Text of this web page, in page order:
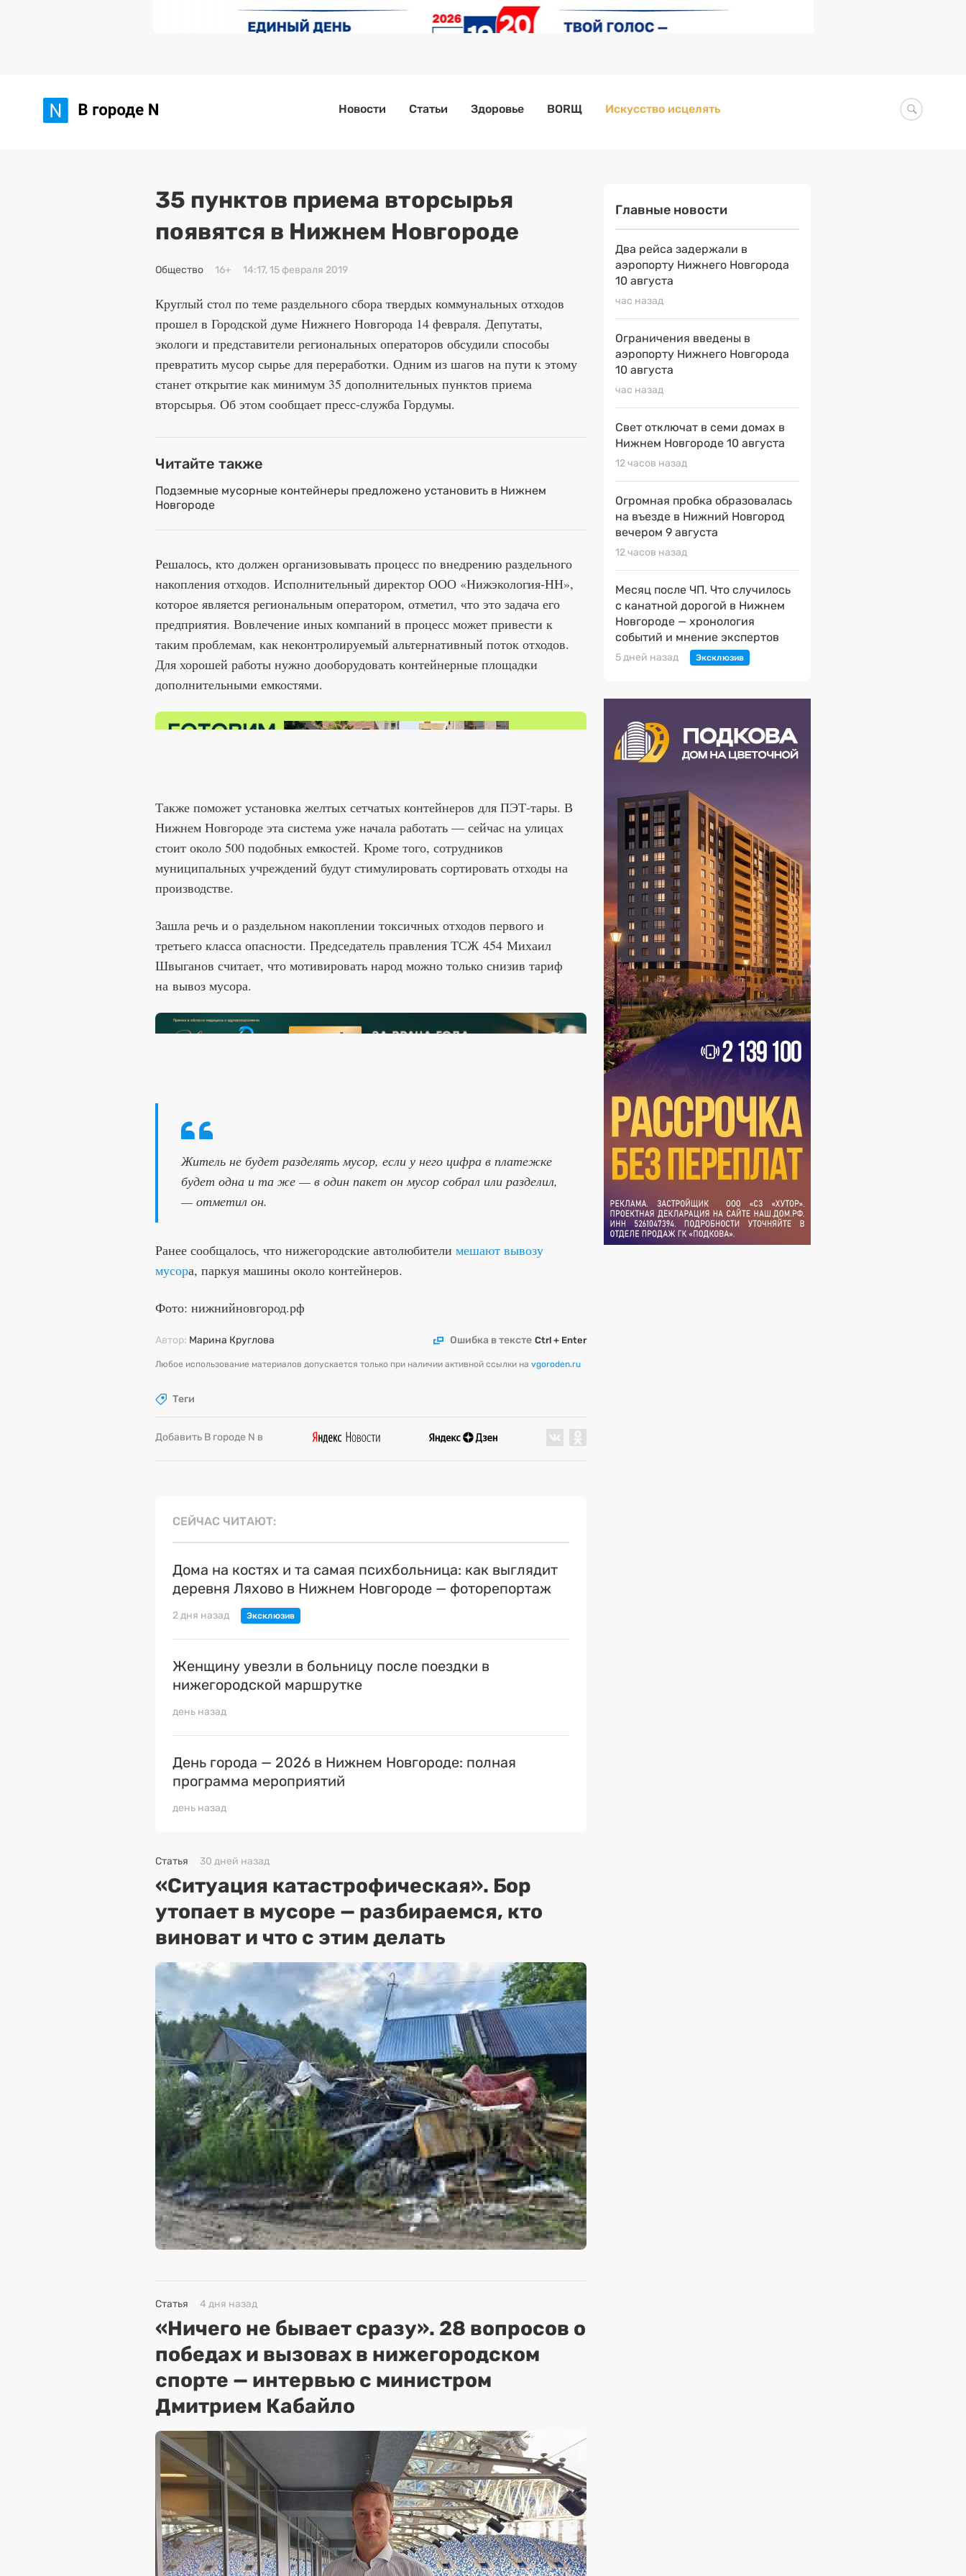
Новости Статьи Здоровье BORЩ Искусство исцелять
35 пунктов приема вторсырья
появятся в Нижнем Новгороде
Общество 16+ 14:17, 15 февраля 2019
Круглый стол по теме раздельного сбора твердых коммунальных отходов
прошел в Городской думе Нижнего Новгорода 14 февраля. Депутаты,
экологи и представители региональных операторов обсудили способы
превратить мусор сырье для переработки. Одним из шагов на пути к этому
станет открытие как минимум 35 дополнительных пунктов приема
вторсырья. Об этом сообщает пресс-служба Гордумы.
Читайте также
Подземные мусорные контейнеры предложено установить в Нижнем
Новгороде
Решалось, кто должен организовывать процесс по внедрению раздельного
накопления отходов. Исполнительный директор ООО «Нижэкология-НН»,
которое является региональным оператором, отметил, что это задача его
предприятия. Вовлечение иных компаний в процесс может привести к
таким проблемам, как неконтролируемый альтернативный поток отходов.
Для хорошей работы нужно дооборудовать контейнерные площадки
дополнительными емкостями.
Также поможет установка желтых сетчатых контейнеров для ПЭТ-тары. В
Нижнем Новгороде эта система уже начала работать — сейчас на улицах
стоит около 500 подобных емкостей. Кроме того, сотрудников
муниципальных учреждений будут стимулировать сортировать отходы на
производстве.
Зашла речь и о раздельном накоплении токсичных отходов первого и
третьего класса опасности. Председатель правления ТСЖ 454 Михаил
Швыганов считает, что мотивировать народ можно только снизив тариф
на вывоз мусора.
Житель не будет разделять мусор, если у него цифра в платежке
будет одна и та же — в один пакет он мусор собрал или разделил,
— отметил он.
Ранее сообщалось, что нижегородские автолюбители мешают вывозу
мусора, паркуя машины около контейнеров.
Фото: нижнийновгород.рф
Автор: Марина Круглова Ошибка в тексте Ctrl + Enter
Любое использование материалов допускается только при наличии активной ссылки на vgoroden.ru
Теги
Добавить В городе N в
СЕЙЧАС ЧИТАЮТ
Дома на костях и та самая психбольница: как выглядит
деревня Ляхово в Нижнем Новгороде — фоторепортаж
2 дня назад
Женщину увезли в больницу после поездки в
нижегородской маршрутке
день назад
День города — 2026 в Нижнем Новгороде: полная
программа мероприятий
день назад
Статья 30 дней назад
«Ситуация катастрофическая». Бор
утопает в мусоре — разбираемся, кто
виноват и что с этим делать
Статья 4 дня назад
«Ничего не бывает сразу». 28 вопросов о
победах и вызовах в нижегородском
спорте — интервью с министром
Дмитрием Кабайло
Главные новости
Два рейса задержали в
аэропорту Нижнего Новгорода
10 августа
час назад
Ограничения введены в
аэропорту Нижнего Новгорода
10 августа
час назад
Свет отключат в семи домах в
Нижнем Новгороде 10 августа
12 часов назад
Огромная пробка образовалась
на въезде в Нижний Новгород
вечером 9 августа
12 часов назад
Месяц после ЧП. Что случилось
с канатной дорогой в Нижнем
Новгороде — хронология
событий и мнение экспертов
5 дней назад